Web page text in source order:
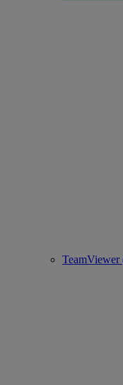
TeamViewer